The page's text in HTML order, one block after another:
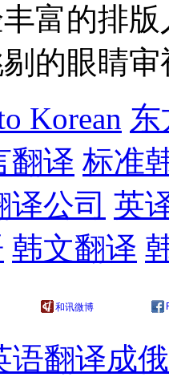
富的排
的眼睛
Korean
翻译 标准
译公司 英
韩文翻译
和讯微博
语翻译成